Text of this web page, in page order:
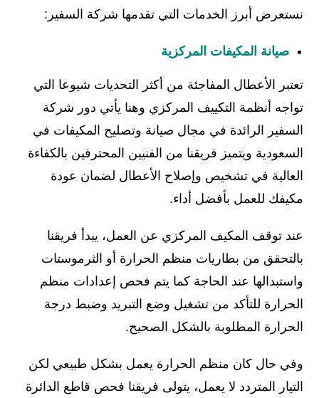
نستعرض أبرز الخدمات التي تقدمها شركة السفير:
صيانة المكيفات المركزية
تعتبر الأعطال المفاجئة من أكثر التحديات شيوعا التي
تواجه أنظمة التكييف المركزي وهنا يأتي دور شركة
السفير الرائدة في مجال صيانة وتصليح المكيفات في
السعودية ويتميز فريقنا من الفنيين المحترفين بالكفاءة
العالية في تشخيص وإصلاح الأعطال لضمان عودة
مكيفك للعمل بأفضل أداء.
عند توقف المكيف المركزي عن العمل، يبدأ فريقنا
بالتحقق من بطاريات منظم الحرارة أو الثرموستات
واستبدالها عند الحاجة كما يتم فحص إعدادات منظم
الحرارة للتأكد من تشغيل وضع التبريد وضبط درجة
الحرارة المطلوبة بالشكل الصحيح.
وفي حال كان منظم الحرارة يعمل بشكل طبيعي لكن
التيار المتردد لا يعمل، يتولى فريقنا فحص قاطع الدائرة